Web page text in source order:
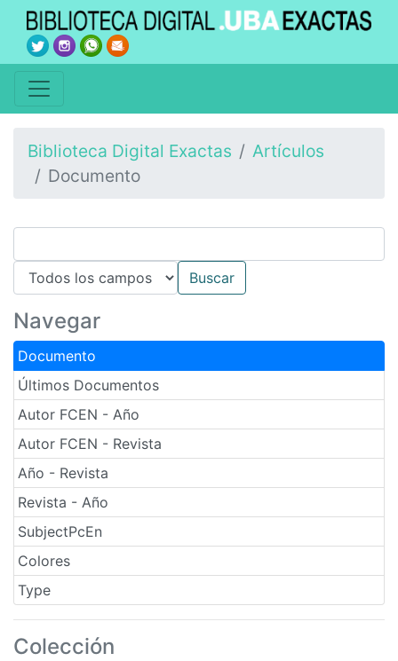
Biblioteca Digital Exactas
Artículos
Documento
Navegar
Documento
Últimos Documentos
Autor FCEN - Año
Autor FCEN - Revista
Año - Revista
Revista - Año
SubjectPcEn
Colores
Type
Colección